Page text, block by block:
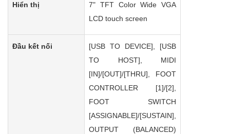
Hiển thị
7" TFT Color Wide VGA
LCD touch screen
Đầu kết nối
[USB TO DEVICE], [USB
TO HOST], MIDI
[IN]/[OUT]/[THRU], FOOT
CONTROLLER [1]/[2],
FOOT SWITCH
[ASSIGNABLE]/[SUSTAIN],
OUTPUT (BALANCED)